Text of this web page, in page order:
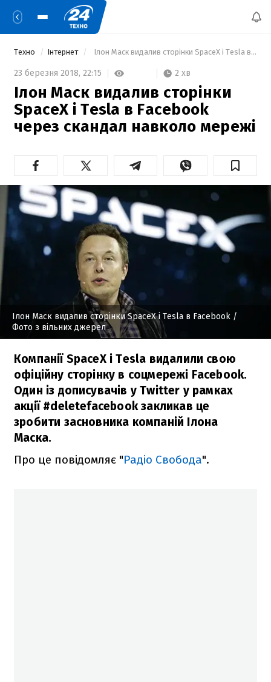
Техно Інтернет
  Ілон Маск видалив сторінки SpaceX і Tesla в Facebook через скандал навколо мережі
23 березня 2018, 22:15 2 хв
Ілон Маск видалив сторінки
SpaceX і Tesla в Facebook
через скандал навколо мережі
Ілон Маск видалив сторінки SpaceX і Tesla в Facebook /
Фото з вільних джерел
Компанії SpaceX і Tesla видалили свою
офіційну сторінку в соцмережі Facebook.
Один із дописувачів у Twitter у рамках
акції #deletefacebook закликав це
зробити засновника компаній Ілона
Маска.
Про це повідомляє "Радіо Свобода".